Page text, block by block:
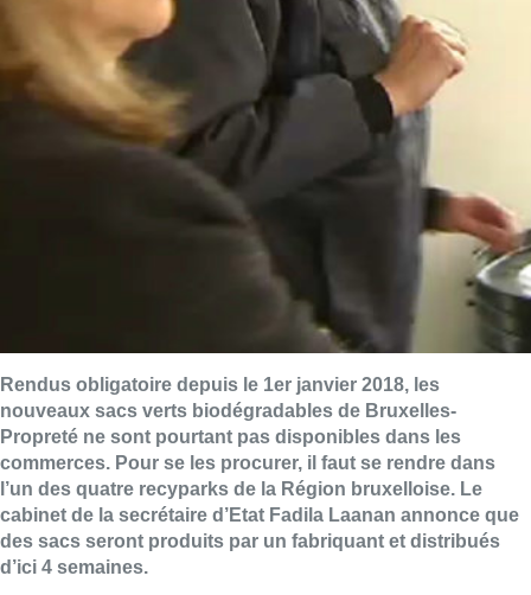
Rendus obligatoire depuis le 1er janvier 2018, les
nouveaux sacs verts biodégradables de Bruxelles-
Propreté ne sont pourtant pas disponibles dans les
commerces. Pour se les procurer, il faut se rendre dans
l’un des quatre recyparks de la Région bruxelloise. Le
cabinet de la secrétaire d’Etat Fadila Laanan annonce que
des sacs seront produits par un fabriquant et distribués
d’ici 4 semaines.